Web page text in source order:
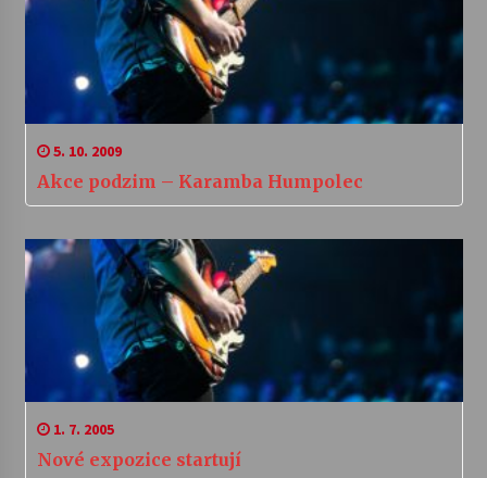
5. 10. 2009
Akce podzim – Karamba Humpolec
1. 7. 2005
Nové expozice startují